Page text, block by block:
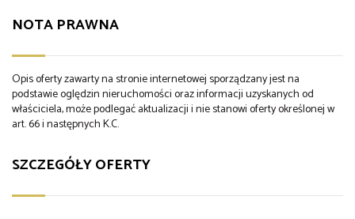
NOTA PRAWNA
Opis oferty zawarty na stronie internetowej sporządzany jest na
podstawie oględzin nieruchomości oraz informacji uzyskanych od
właściciela, może podlegać aktualizacji i nie stanowi oferty określonej w
art. 66 i następnych K.C.
SZCZEGÓŁY OFERTY